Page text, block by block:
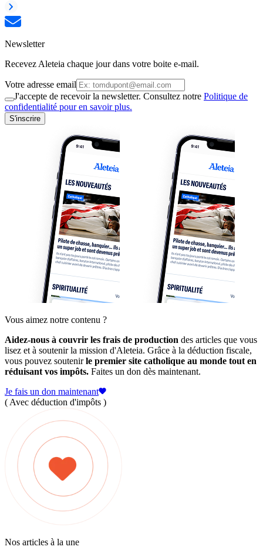
Newsletter
Recevez Aleteia chaque jour dans votre boite e-mail.
Votre adresse email
J'accepte de recevoir la newsletter. Consultez notre Politique de
confidentialité pour en savoir plus.
S'inscrire
Vous aimez notre contenu ?
Aidez-nous à couvrir les frais de production des articles que vous
lisez et à soutenir la mission d'Aleteia. Grâce à la déduction fiscale,
vous pouvez soutenirle premier site catholique au monde tout en
réduisant vos impôts. Faites un don dès maintenant.
Je fais un don maintenant
( Avec déduction d'impôts )
Nos articles à la une